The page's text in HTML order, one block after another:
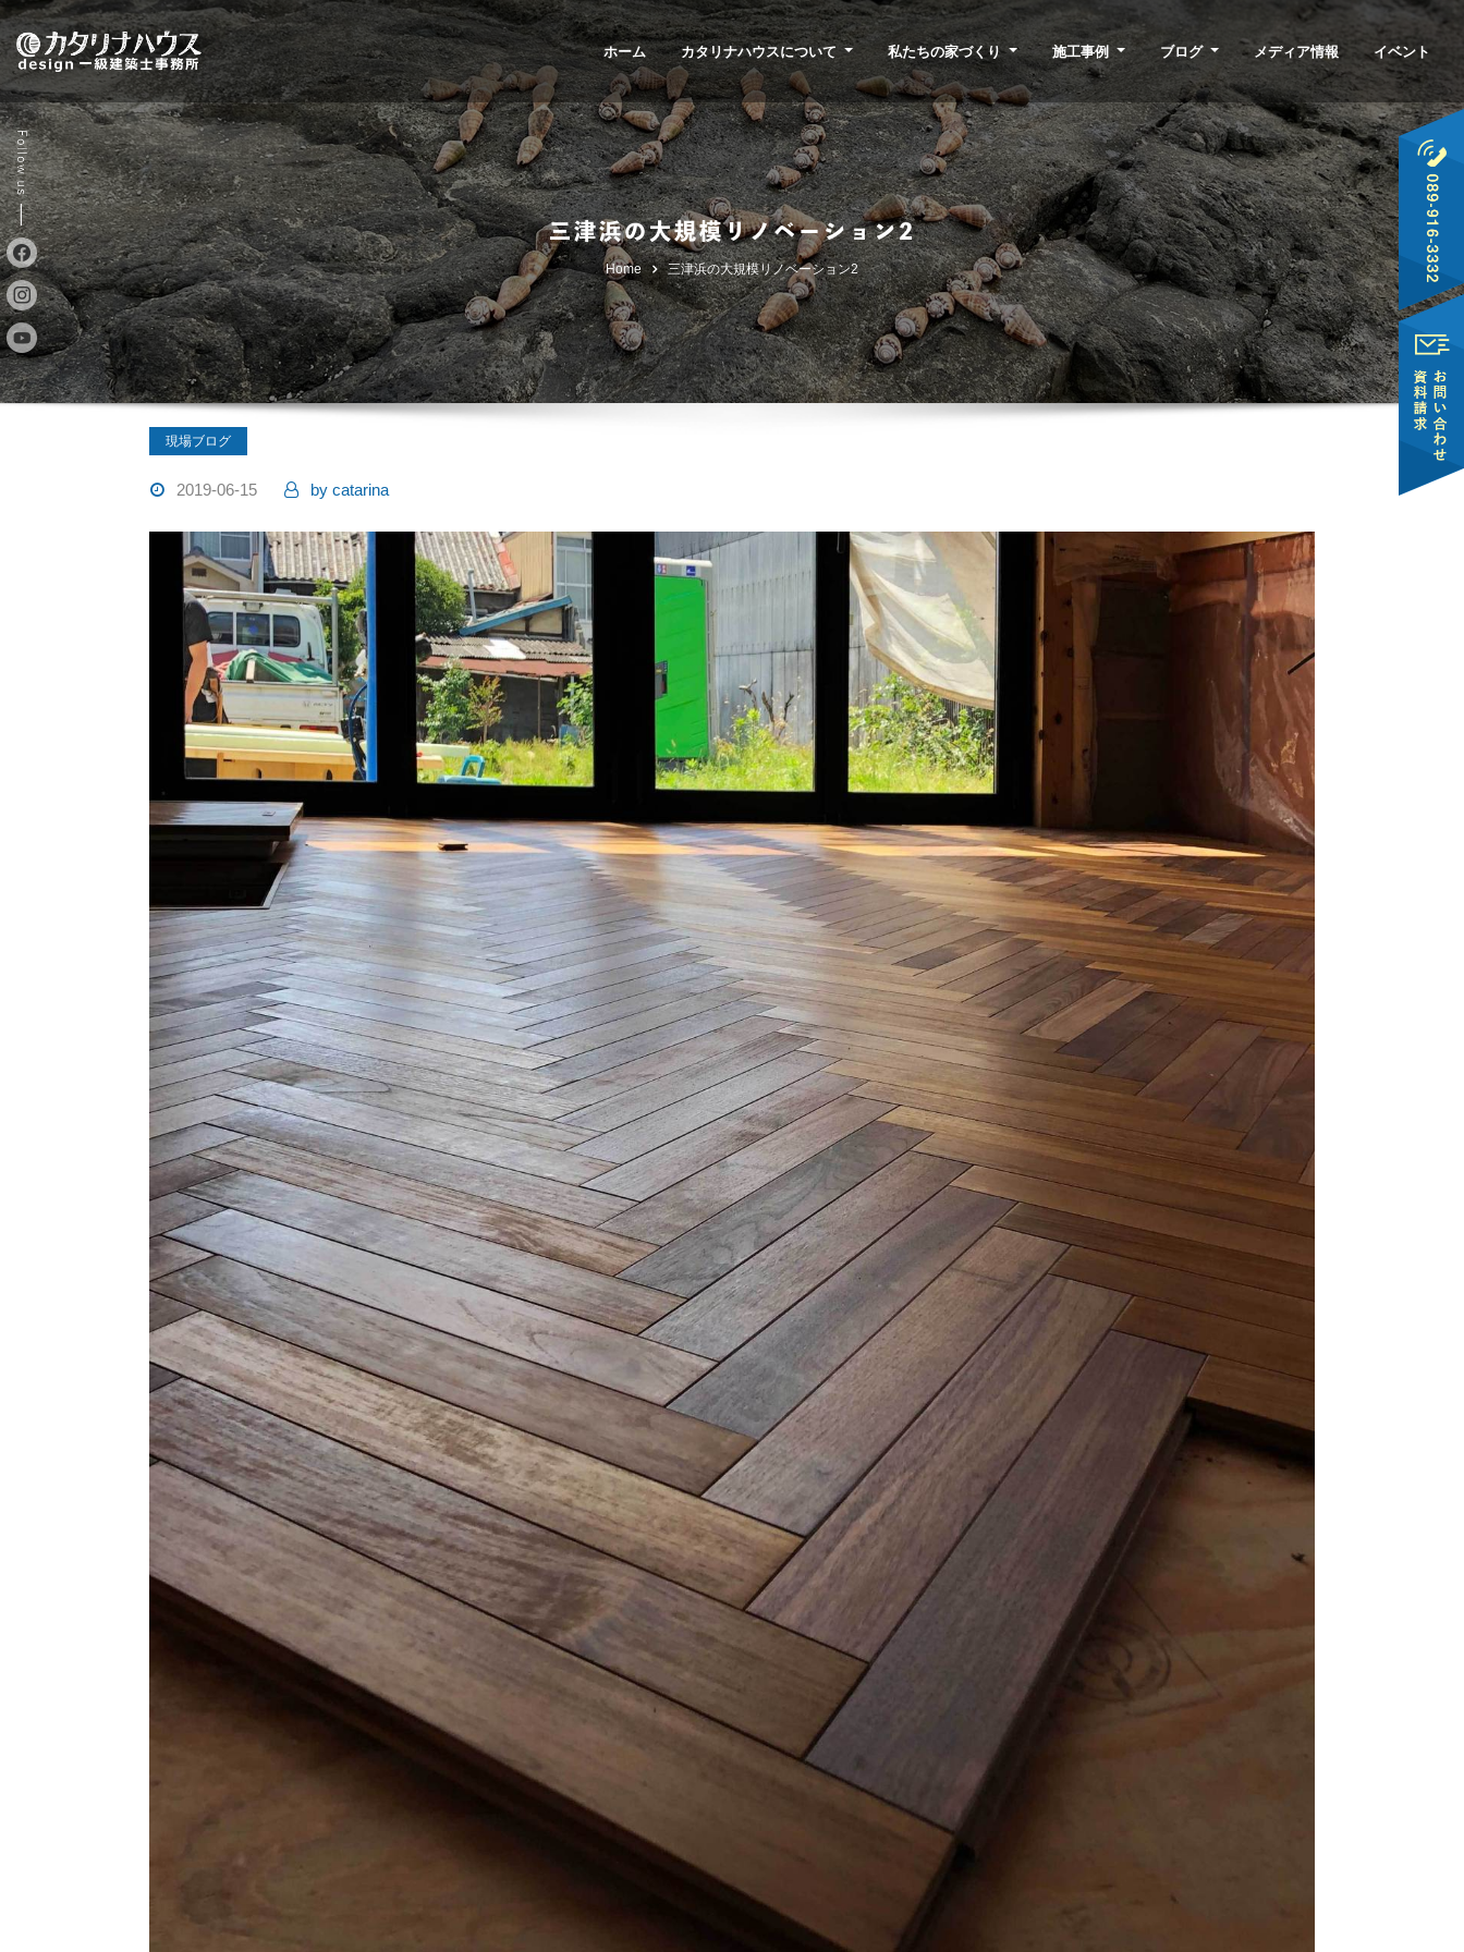
Skip
to
content
ホーム カタリナハウスについて 私たちの家づくり 施工事例 ブログ メディア情報 イベント
三津浜の大規模リノベーション2
Home 三津浜の大規模リノベーション2
現場ブログ
2019-06-15 by catarina